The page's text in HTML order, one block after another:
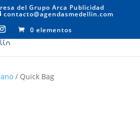
del Grupo Arca Publicidad
contacto@agendasmedellin.com
0 elementos
/ Quick Bag